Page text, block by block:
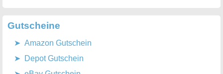
Gutscheine
Amazon Gutschein
Depot Gutschein